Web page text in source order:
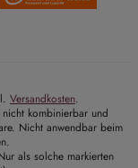
Versandkosten.
kombinierbar und
Nicht anwendbar beim
als solche markierten